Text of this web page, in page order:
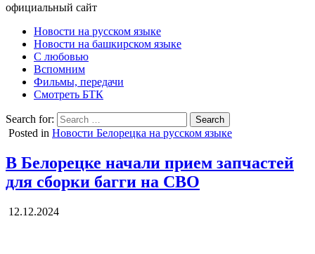
официальный сайт
Новости на русском языке
Новости на башкирском языке
С любовью
Вспомним
Фильмы, передачи
Смотреть БТК
Search for:
Posted in Новости Белорецка на русском языке
В Белорецке начали прием запчастей
для сборки багги на СВО
12.12.2024